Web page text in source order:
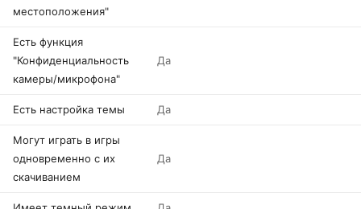
местоположения"
Есть функция
"Конфиденциальность
камеры/микрофона"
Да
Есть настройка темы Да
Могут играть в игры
одновременно с их
скачиванием
Да